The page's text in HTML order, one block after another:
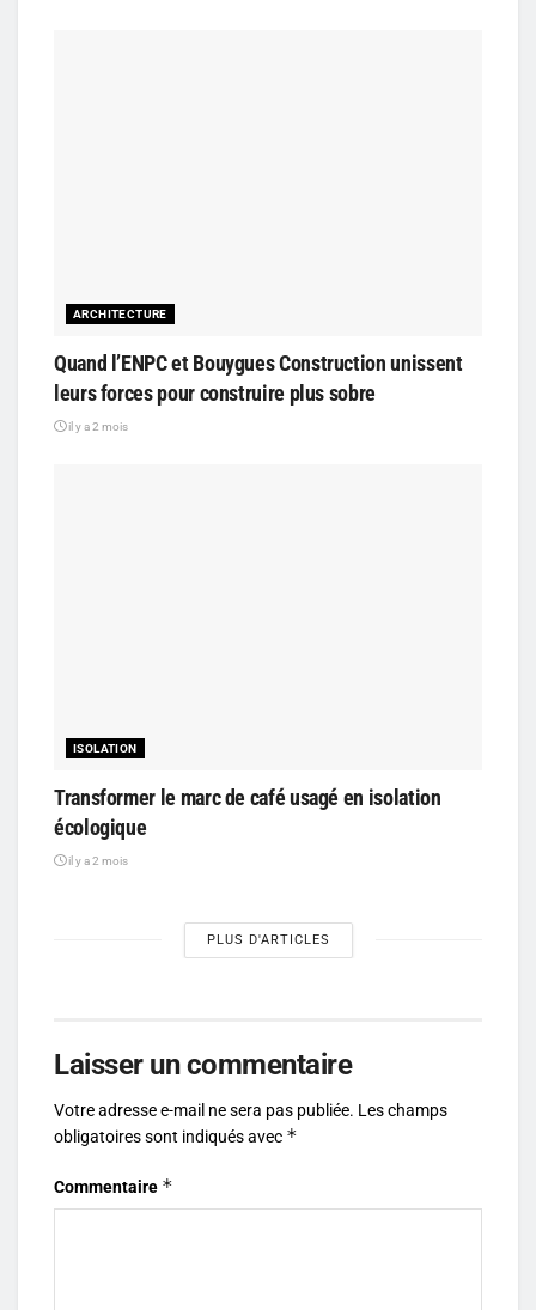
ARCHITECTURE
Quand l’ENPC et Bouygues Construction unissent
leurs forces pour construire plus sobre
il y a 2 mois
ISOLATION
Transformer le marc de café usagé en isolation
écologique
il y a 2 mois
PLUS D'ARTICLES
Laisser un commentaire
Votre adresse e-mail ne sera pas publiée. Les champs
obligatoires sont indiqués avec *
Commentaire *